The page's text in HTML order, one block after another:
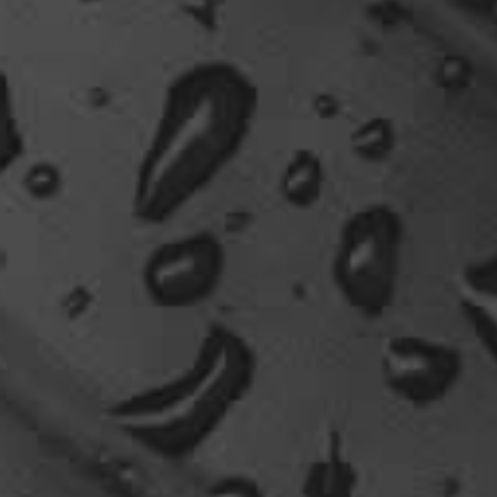
tach oeli, welcome back. hast du im urlaub sowas
12:27
Ohh..das war so entdeckungsreich..wir machen ja
eine spezielle Art von Urlaub, die nicht
jedermanns Sache wäre..ja, wir haben Drachen
gefunden, gruselige Dinge,
abenteuerliche..blutrünstige und ganz viel Natur.
oelfinger
Fun-Fact....die Möven in Wales sind entweder
Gentlemen...oder müssten mal bei den Nord-
Ostsee-Möven in die Fortbildung
gehen............man kann da am Hafen sitzen,
Fischbrötchen oder Fish-und-Chips essen..und
die dort übliche Möve guckt nur zu..